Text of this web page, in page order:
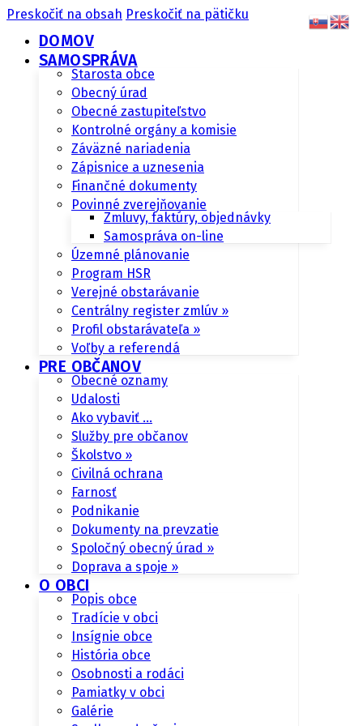
Preskočiť na obsah Preskočiť na pätičku
DOMOV
SAMOSPRÁVA
Starosta obce
Obecný úrad
Obecné zastupiteľstvo
Kontrolné orgány a komisie
Záväzné nariadenia
Zápisnice a uznesenia
Finančné dokumenty
Povinné zverejňovanie
Zmluvy, faktúry, objednávky
Samospráva on-line
Územné plánovanie
Program HSR
Verejné obstarávanie
Centrálny register zmlúv »
Profil obstarávateľa »
Voľby a referendá
PRE OBČANOV
Obecné oznamy
Udalosti
Ako vybaviť …
Služby pre občanov
Školstvo »
Civilná ochrana
Farnosť
Podnikanie
Dokumenty na prevzatie
Spoločný obecný úrad »
Doprava a spoje »
O OBCI
Popis obce
Tradície v obci
Insígnie obce
História obce
Osobnosti a rodáci
Pamiatky v obci
Galérie